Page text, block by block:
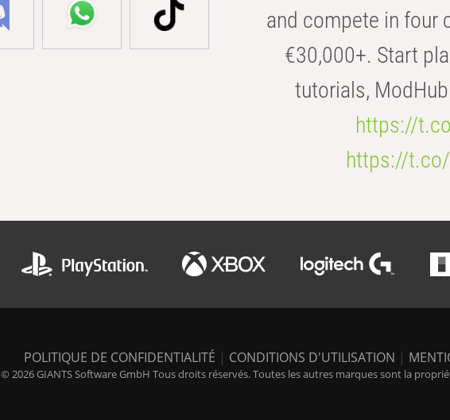
and compete in four
€30,000+. Start
tutorials,
https://
https://t.co/
POLITIQUE DE CONFIDENTIALITÉ | CONDITIONS D'UTILISATION |
© 2026 GIANTS Software GmbH Tous droits réservés. Toutes les autres marques sont la